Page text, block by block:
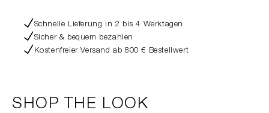
Schnelle Lieferung in 2 bis 4 Werktagen
Sicher & bequem bezahlen
Kostenfreier Versand ab 800 € Bestellwert
SHOP THE LOOK